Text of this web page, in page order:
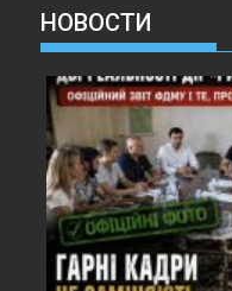
НОВОСТИ